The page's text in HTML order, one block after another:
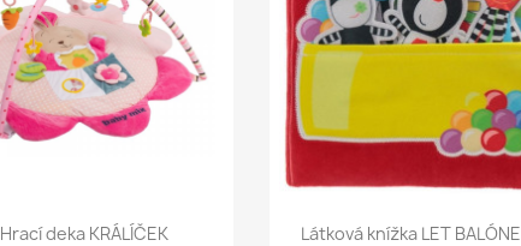
Rychlý náhled
Hrací deka KRÁLÍČEK Rychlý náhled
Látková knížka LET